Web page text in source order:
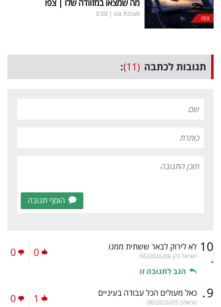
צפו
מה שמצאו במזוודה שלו | צפו
מערכת ice |
3:50
תגובות לכתבה (11)
:
הוסף תגובה
10
.
לא לירוק לבאר ששתית ממנו
ישראל כהן 06/2026/06
הגב לתגובה זו
0
0
9
. כאל מעולים הכל עבודה בעיניים
טראמפ 06/2026/05
1
0